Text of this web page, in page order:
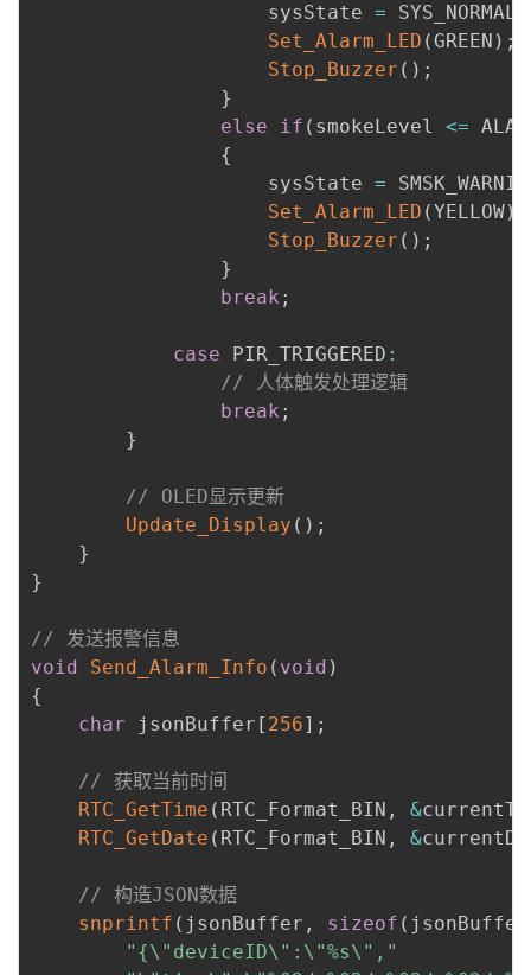
                    sysState
= SYS_NORMAL
Set_Alarm_LED (GREEN ) ;
Stop_Buzzer ( ) ;
}
else
if ( smokeLevel <=
{
                    sysState
=
Set_Alarm_LED (YELLOW)
Stop_Buzzer ( ) ;
}
break ;
case PIR_TRIGGERED :
// 人体触发处理逻辑
break ;
}
// OLED显示更新
Update_Display ( ) ;
}
}
// 发送报警信息
void
Send_Alarm_Info ( void )
{
char jsonBuffer [ 256] ;
// 获取当前时间
RTC_GetTime ( RTC_Format_BIN , &
RTC_GetDate ( RTC_Format_BIN , &
// 构造JSON数据
snprintf ( jsonBuffer , sizeof ( jsonBuffer
"{\"deviceID\":\"%s\","